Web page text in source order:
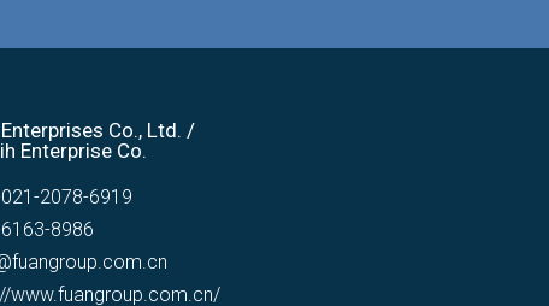
Co., Ltd. /
Enterprise Co.
2078-6919
8986
www.fuangroup.com.cn/